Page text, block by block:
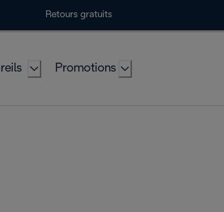
Retours gratuits
Promotions